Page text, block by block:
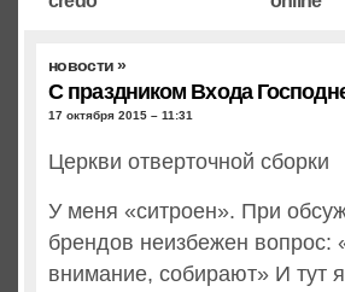
новости»
С праздником Входа
17 октября 2015 – 11:31
Церкви отверточной сборки
У меня «ситроен». При
брендов неизбежен вопрос:
внимание, собирают» И тут